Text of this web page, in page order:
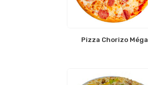
Pizza Chorizo Méga